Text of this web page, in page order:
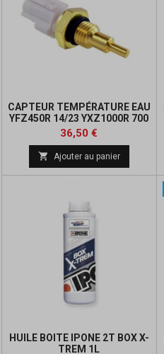
CAPTEUR TEMPÉRATURE EAU
YFZ450R 14/23 YXZ1000R 700
RAPTOR
Prix
36,50 €
 Ajouter au panier
HUILE BOITE IPONE 2T BOX X-
TREM 1L